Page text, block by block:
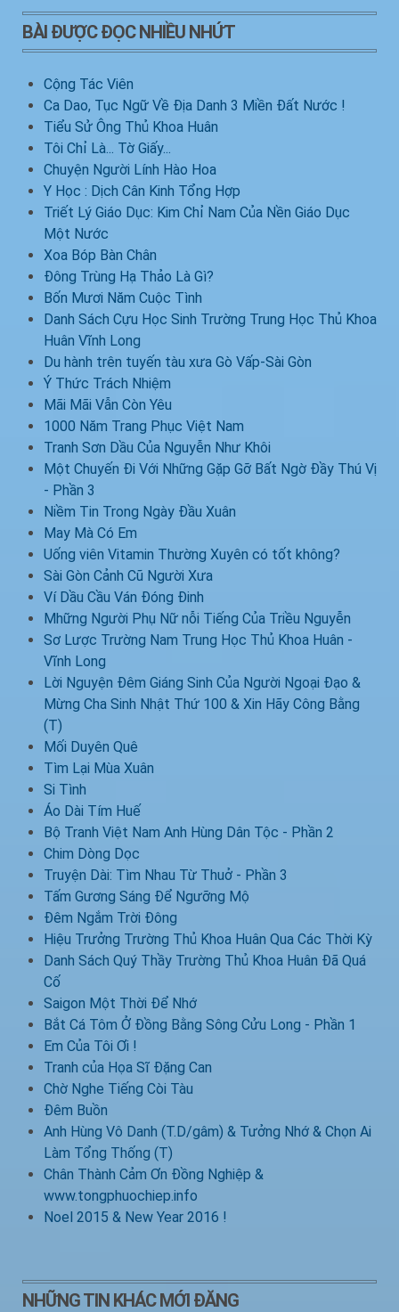
BÀI ĐƯỢC ĐỌC NHIỀU NHỨT
Cộng Tác Viên
Ca Dao, Tục Ngữ Về Địa Danh 3 Miền Đất Nước !
Tiểu Sử Ông Thủ Khoa Huân
Tôi Chỉ Là... Tờ Giấy...
Chuyện Người Lính Hào Hoa
Y Học : Dịch Cân Kinh Tổng Hợp
Triết Lý Giáo Dục: Kim Chỉ Nam Của Nền Giáo Dục
Một Nước
Xoa Bóp Bàn Chân
Đông Trùng Hạ Thảo Là Gì?
Bốn Mươi Năm Cuộc Tình
Danh Sách Cựu Học Sinh Trường Trung Học Thủ Khoa
Huân Vĩnh Long
Du hành trên tuyến tàu xưa Gò Vấp-Sài Gòn
Ý Thức Trách Nhiệm
Mãi Mãi Vẫn Còn Yêu
1000 Năm Trang Phục Việt Nam
Tranh Sơn Dầu Của Nguyễn Như Khôi
Một Chuyến Đi Với Những Gặp Gỡ Bất Ngờ Đầy Thú Vị
- Phần 3
Niềm Tin Trong Ngày Đầu Xuân
May Mà Có Em
Uống viên Vitamin Thường Xuyên có tốt không?
Sài Gòn Cảnh Cũ Người Xưa
Ví Dầu Cầu Ván Đóng Đinh
Mhững Người Phụ Nữ nỗi Tiếng Của Triều Nguyễn
Sơ Lược Trường Nam Trung Học Thủ Khoa Huân -
Vĩnh Long
Lời Nguyện Đêm Giáng Sinh Của Người Ngoại Đạo &
Mừng Cha Sinh Nhật Thứ 100 & Xin Hãy Công Bằng
(T)
Mối Duyên Quê
Tìm Lại Mùa Xuân
Si Tình
Áo Dài Tím Huế
Bộ Tranh Việt Nam Anh Hùng Dân Tộc - Phần 2
Chim Dòng Dọc
Truyện Dài: Tìm Nhau Từ Thuở - Phần 3
Tấm Gương Sáng Để Ngưỡng Mộ
Đêm Ngắm Trời Đông
Hiệu Trưởng Trường Thủ Khoa Huân Qua Các Thời Kỳ
Danh Sách Quý Thầy Trường Thủ Khoa Huân Đã Quá
Cố
Saigon Một Thời Để Nhớ
Bắt Cá Tôm Ở Đồng Bằng Sông Cửu Long - Phần 1
Em Của Tôi Ơi !
Tranh của Họa Sĩ Đặng Can
Chờ Nghe Tiếng Còi Tàu
Đêm Buồn
Anh Hùng Vô Danh (T.D/gâm) & Tưởng Nhớ & Chọn Ai
Làm Tổng Thống (T)
Chân Thành Cảm Ơn Đồng Nghiệp &
www.tongphuochiep.info
Noel 2015 & New Year 2016 !
NHỮNG TIN KHÁC MỚI ĐĂNG